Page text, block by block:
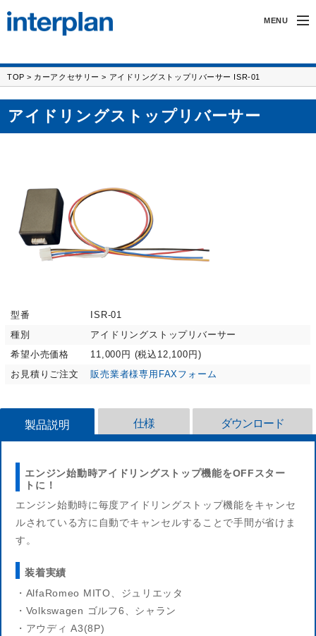
MENU
インタープランについて
無線製品・受託開発
採用情報
FAX/フォーム
TOP > カーアクセサリー > アイドリングストップリバーサー ISR-01
アイドリングストップリバーサー
型番
ISR-01
種別
アイドリングストップリバーサー
希望小売価格
11,000円 (税込12,100円)
お見積りご注文
販売業者様専用FAXフォーム
製品説明 仕様 ダウンロード
エンジン始動時アイドリングストップ機能をOFFスター
トに！
エンジン始動時に毎度アイドリングストップ機能をキャンセ
ルされている方に自動でキャンセルすることで手間が省けま
す。
装着実績
・AlfaRomeo MITO、ジュリエッタ
・Volkswagen ゴルフ6、シャラン
・アウディ A3(8P)